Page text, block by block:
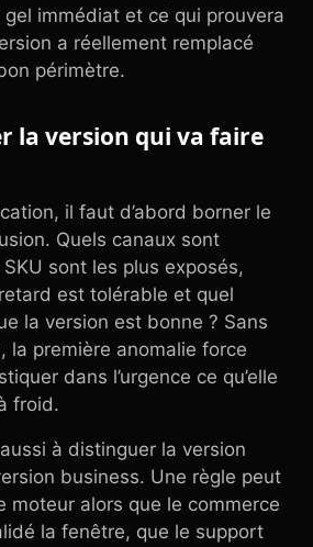
immédiat et ce qui prouvera
a réellement remplacé
périmètre.
la version qui va faire
il faut d’abord borner le
Quels canaux sont
sont les plus exposés,
est tolérable et quel
la version est bonne ? Sans
la première anomalie force
dans l’urgence ce qu’elle
froid.
à distinguer la version
business. Une règle peut
moteur alors que le commerce
la fenêtre, que le support